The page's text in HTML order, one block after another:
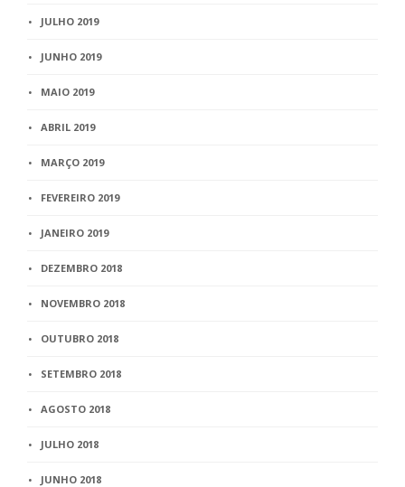
JULHO 2019
JUNHO 2019
MAIO 2019
ABRIL 2019
MARÇO 2019
FEVEREIRO 2019
JANEIRO 2019
DEZEMBRO 2018
NOVEMBRO 2018
OUTUBRO 2018
SETEMBRO 2018
AGOSTO 2018
JULHO 2018
JUNHO 2018